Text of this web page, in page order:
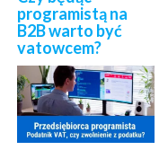
programistą na
B2B warto być
vatowcem?